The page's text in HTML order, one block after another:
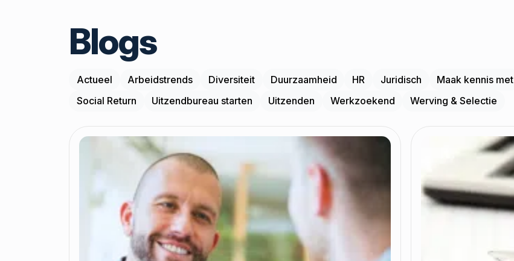
Blogs
Actueel Arbeidstrends Diversiteit Duurzaamheid HR Juridisch Maak kennis met
Social Return
Uitzendbureau starten Uitzenden Werkzoekend Werving & Selectie